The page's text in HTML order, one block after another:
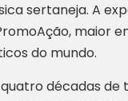
sertaneja. A
maior
do mundo.
décadas de